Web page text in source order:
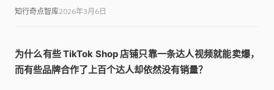
知行奇点智库2026年3月6日
为什么有些 TikTok Shop 店铺只靠一条达人视频就能卖爆，
而有些品牌合作了上百个达人却依然没有销量？